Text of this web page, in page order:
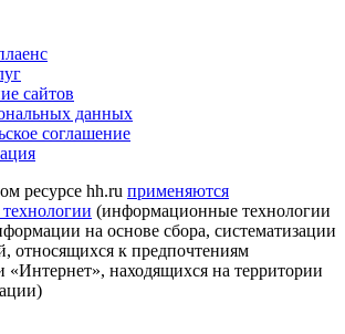
сайтов
данных
соглашение
ресурсе hh.ru применяются
(информационные технологии
на основе сбора, систематизации
относящихся к предпочтениям
«Интернет», находящихся на территории